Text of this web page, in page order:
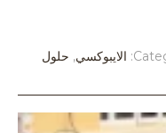
الايبوكسي, حلول